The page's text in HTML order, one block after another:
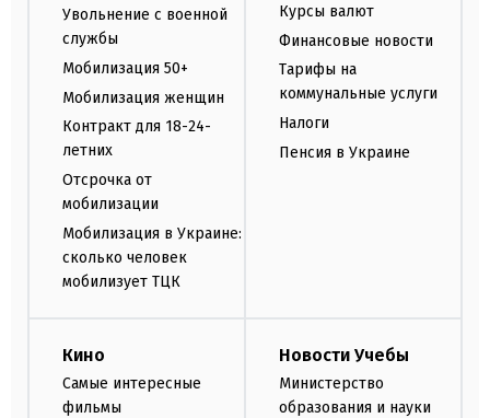
Увольнение с военной
службы
Мобилизация 50+
Мобилизация женщин
Контракт для 18-24-
летних
Отсрочка от
мобилизации
Мобилизация в Украине:
сколько человек
мобилизует ТЦК
Курсы валют
Финансовые новости
Тарифы на
коммунальные услуги
Налоги
Пенсия в Украине
Кино
Самые интересные
фильмы
Новости Учебы
Министерство
образования и науки